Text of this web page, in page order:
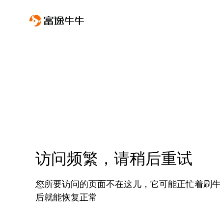
访问频繁，请稍后重试
您所要访问的页面不在这儿，它可能正忙着刷
后就能恢复正常